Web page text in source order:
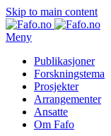
Skip to main content
Meny
Publikasjoner
Forskningstema
Prosjekter
Arrangementer
Ansatte
Om Fafo